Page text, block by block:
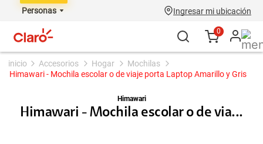
Personas Ingresar mi ubicación
0
accesorios hogar
mochilas
Himawari - Mochila escolar o de viaje porta Laptop Amarillo y Gris
Himawari
Himawari - Mochila escolar o de via...